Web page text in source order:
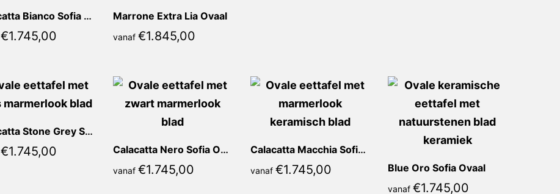
Calacatta Bianco Sofia Ovaal
€1.745,00
Marrone Extra Lia Ovaal
vanaf €1.845,00
Calacatta Stone Grey Sofia Ovaal
€1.745,00 Calacatta Nero Sofia Ovaal
vanaf €1.745,00
Calacatta Macchia Sofia Ovaal
vanaf €1.745,00 Blue Oro Sofia Ovaal
vanaf €1.745,00